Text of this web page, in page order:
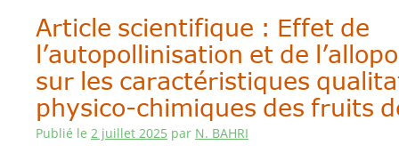
Article scientifique : Effet de
l’autopollinisation et de
sur les caractéristiques
physico-chimiques des fruits
Publié le 2 juillet 2025 par N. BAHRI